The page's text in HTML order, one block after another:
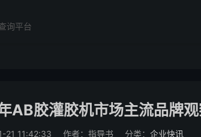
询平台
AB胶灌胶机市场主流品牌
21 11:42:33 作者：指导书 分类： 企业快讯